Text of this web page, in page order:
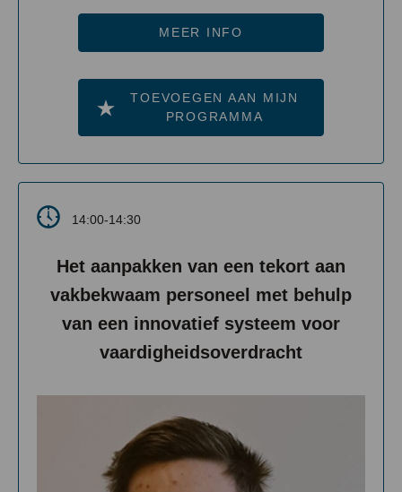
MEER INFO
TOEVOEGEN AAN MIJN
PROGRAMMA
14:00-14:30
Het aanpakken van een tekort aan
vakbekwaam personeel met behulp
van een innovatief systeem voor
vaardigheidsoverdracht